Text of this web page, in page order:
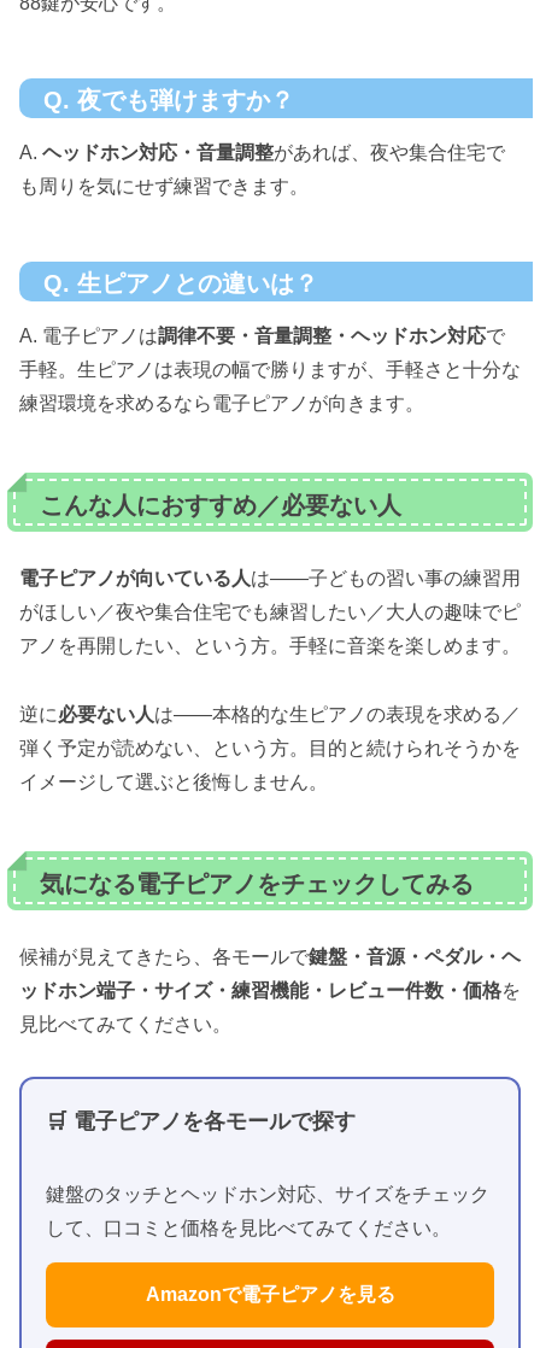
Q. 夜でも弾けますか？
A. ヘッドホン対応・音量調整があれば、夜や集合住宅で
も周りを気にせず練習できます。
Q. 生ピアノとの違いは？
A. 電子ピアノは調律不要・音量調整・ヘッドホン対応で
手軽。生ピアノは表現の幅で勝りますが、手軽さと十分な
練習環境を求めるなら電子ピアノが向きます。
こんな人におすすめ／必要ない人
電子ピアノが向いている人は——子どもの習い事の練習用
がほしい／夜や集合住宅でも練習したい／大人の趣味でピ
アノを再開したい、という方。手軽に音楽を楽しめます。
逆に必要ない人は——本格的な生ピアノの表現を求める／
弾く予定が読めない、という方。目的と続けられそうかを
イメージして選ぶと後悔しません。
気になる電子ピアノをチェックしてみる
候補が見えてきたら、各モールで鍵盤・音源・ペダル・ヘ
ッドホン端子・サイズ・練習機能・レビュー件数・価格を
見比べてみてください。
🛒 電子ピアノを各モールで探す
鍵盤のタッチとヘッドホン対応、サイズをチェック
して、口コミと価格を見比べてみてください。
Amazonで電子ピアノを見る